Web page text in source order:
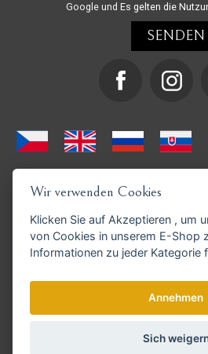
Google und Es gelten die
GoPay-Zahlungen
Wir verwenden Cookies
Klicken Sie auf Akzeptieren , um
von Cookies in unserem E-Shop zu
Informationen zu jeder Kategorie
Annehmen
Sich